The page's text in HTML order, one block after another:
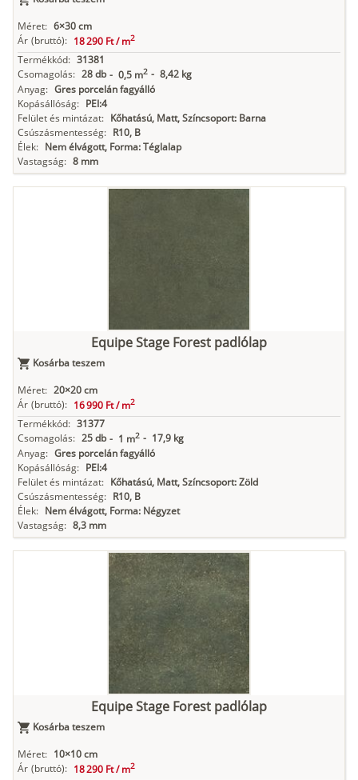
Méret: 6×30 cm
Ár (bruttó): 18 290 Ft /m2
Termékkód: 31381
Csomagolás: 28 db - 0,5 m2 - 8,42 kg
Anyag: Gres porcelán fagyálló
Kopásállóság: PEI:4
Felület és mintázat: Kőhatású, Matt, Színcsoport: Barna
Csúszásmentesség: R10, B
Élek: Nem élvágott, Forma: Téglalap
Vastagság: 8 mm
Equipe Stage Forest padlólap
Kosárba teszem
Méret: 20×20 cm
Ár (bruttó): 16 990 Ft /m2
Termékkód: 31377
Csomagolás: 25 db - 1 m2 - 17,9 kg
Anyag: Gres porcelán fagyálló
Kopásállóság: PEI:4
Felület és mintázat: Kőhatású, Matt, Színcsoport: Zöld
Csúszásmentesség: R10, B
Élek: Nem élvágott, Forma: Négyzet
Vastagság: 8,3 mm
Equipe Stage Forest padlólap
Kosárba teszem
Méret: 10×10 cm
Ár (bruttó): 18 290 Ft /m2